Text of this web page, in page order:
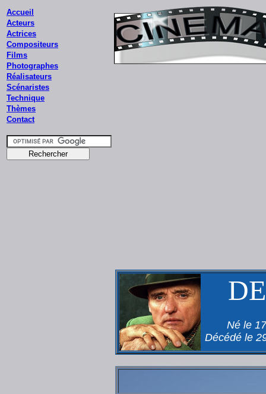
Accueil
Acteurs
Actrices
Compositeurs
Films
Photographes
Réalisateurs
Scénaristes
Technique
Thèmes
Contact
Né le
Décédé le